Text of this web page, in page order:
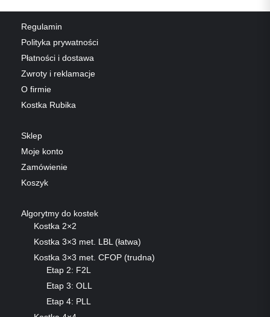
Regulamin
Polityka prywatności
Płatności i dostawa
Zwroty i reklamacje
O firmie
Kostka Rubika
Sklep
Moje konto
Zamówienie
Koszyk
Algorytmy do kostek
Kostka 2×2
Kostka 3×3 met. LBL (łatwa)
Kostka 3×3 met. CFOP (trudna)
Etap 2: F2L
Etap 3: OLL
Etap 4: PLL